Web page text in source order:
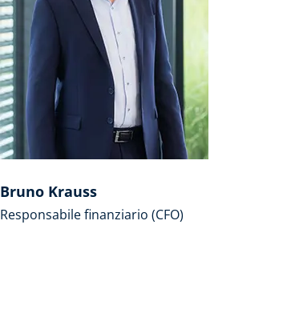
Bruno Krauss
Responsabile finanziario (CFO)